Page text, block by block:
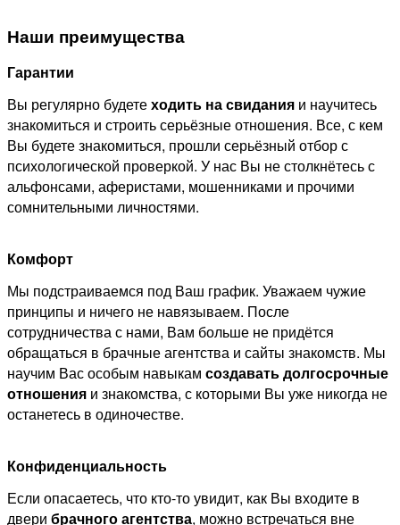
Наши преимущества
Гарантии
Вы регулярно будетеходить на свидания и научитесь
знакомиться и строить серьёзные отношения. Все, с кем
Вы будете знакомиться, прошли серьёзный отбор с
психологической проверкой. У нас Вы не столкнётесь с
альфонсами, аферистами, мошенниками и прочими
сомнительными личностями.
Комфорт
Мы подстраиваемся под Ваш график. Уважаем чужие
принципы и ничего не навязываем. После
сотрудничества с нами, Вам больше не придётся
обращаться в брачные агентства и сайты знакомств. Мы
научим Вас особым навыкам создавать долгосрочные
отношения и знакомства, с которыми Вы уже никогда не
останетесь в одиночестве.
Конфиденциальность
Если опасаетесь, что кто-то увидит, как Вы входите в
двери брачного агентства, можно встречаться вне